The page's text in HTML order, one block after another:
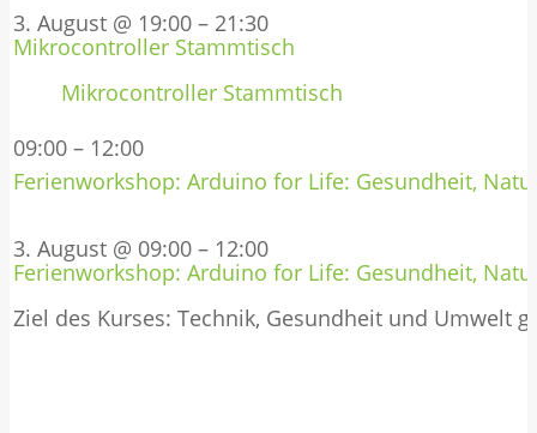
3. August @ 19:00 – 21:30
Mikrocontroller Stammtisch
Mikrocontroller Stammtisch
09:00 – 12:00
Ferienworkshop: Arduino for Life: Gesundheit,
3. August @ 09:00 – 12:00
Ferienworkshop: Arduino for Life: Gesundheit,
Ziel des Kurses: Technik, Gesundheit und Umwelt